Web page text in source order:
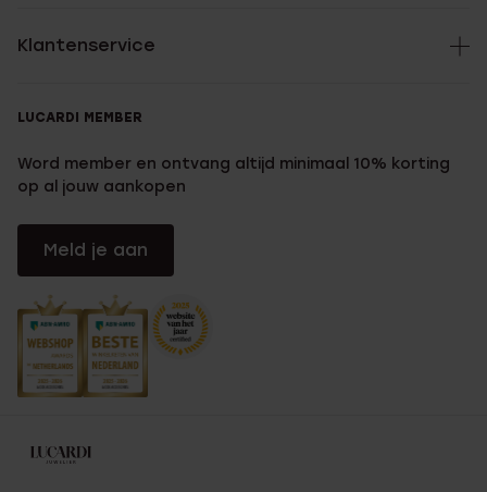
Klantenservice
LUCARDI MEMBER
Word member en ontvang altijd minimaal 10% korting
op al jouw aankopen
Meld je aan